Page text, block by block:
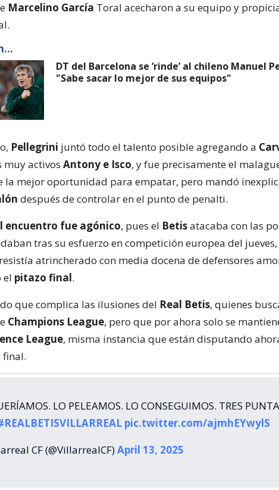
Marcelino García Toral acecharon a su equipo y
DT del Barcelona se ’rinde’ al chileno Manuel
"Sabe sacar lo mejor de sus equipos"
Pellegrini juntó todo el talento posible agregando a
muy activos Antony e Isco, y fue precisamente el
la mejor oportunidad para empatar, pero mandó
después de controlar en el punto de penalti.
encuentro fue agónico, pues el Betisatacaba con las
tras su esfuerzo en competición europea del jueves,
resistía atrincherado con media docena de defensores
el pitazo final.
que complica las ilusiones del Real Betis, quienes
Champions League, pero que por ahora solo se
League, misma instancia que están disputando
final.
LO PELEAMOS. LO CONSEGUIMOS. TRES
pic.twitter.com/ajmhEYwylS
CF (@VillarrealCF)April 13, 2025